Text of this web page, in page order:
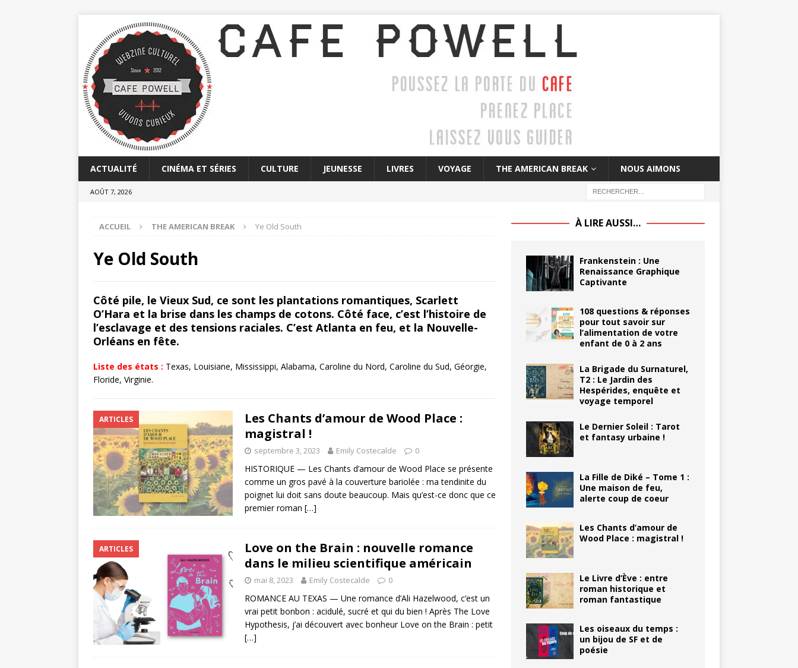
ACTUALITÉ CINÉMA ET SÉRIES CULTURE JEUNESSE LIVRES VOYAGE THE AMERICAN BREAK NOUS AIMONS
AOÛT 7, 2026
ACCUEIL THE AMERICAN BREAK Ye Old South
Ye Old South
Côté pile, le Vieux Sud, ce sont les plantations romantiques, Scarlett
O’Hara et la brise dans les champs de cotons. Côté face, c’est l’histoire de
l’esclavage et des tensions raciales. C’est Atlanta en feu, et la Nouvelle-
Orléans en fête.
Liste des états : Texas, Louisiane, Mississippi, Alabama, Caroline du Nord, Caroline du Sud, Géorgie,
Floride, Virginie.
ARTICLES
Les Chants d’amour de Wood Place :
magistral !
septembre 3, 2023 Emily Costecalde 0
HISTORIQUE — Les Chants d’amour de Wood Place se présente
comme un gros pavé à la couverture bariolée : ma tendinite du
poignet lui doit sans doute beaucoup. Mais qu’est-ce donc que ce
premier roman […]
ARTICLES
Love on the Brain : nouvelle romance
dans le milieu scientifique américain
mai 8, 2023 Emily Costecalde 0
ROMANCE AU TEXAS — Une romance d’Ali Hazelwood, c’est un
vrai petit bonbon : acidulé, sucré et qui du bien ! Après The Love
Hypothesis, j’ai découvert avec bonheur Love on the Brain : petit
[…]
À LIRE AUSSI…
Frankenstein : Une
Renaissance Graphique
Captivante
108 questions & réponses
pour tout savoir sur
l’alimentation de votre
enfant de 0 à 2 ans
La Brigade du Surnaturel,
T2 : Le Jardin des
Hespérides, enquête et
voyage temporel
Le Dernier Soleil : Tarot
et fantasy urbaine !
La Fille de Diké – Tome 1 :
Une maison de feu,
alerte coup de coeur
Les Chants d’amour de
Wood Place : magistral !
Le Livre d’Ève : entre
roman historique et
roman fantastique
Les oiseaux du temps :
un bijou de SF et de
poésie